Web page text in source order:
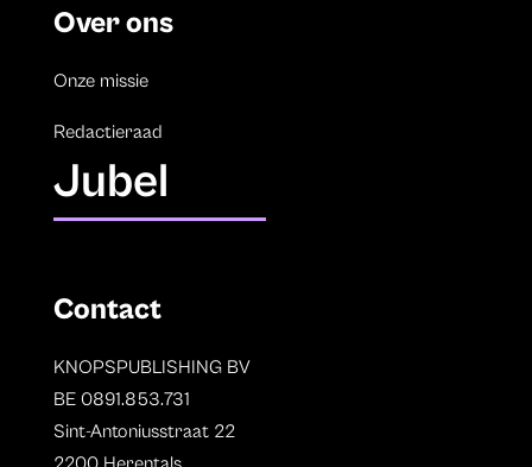
Over ons
Onze missie
Redactieraad
Jubel
Contact
KNOPSPUBLISHING BV
BE 0891.853.731
Sint-Antoniusstraat 22